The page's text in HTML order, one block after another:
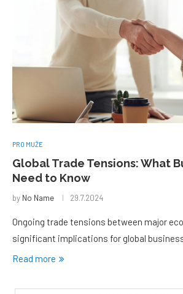
PRO MUŽE
Global Trade Tensions: What
Need to Know
by No Name 29.7.2024
Ongoing trade tensions between major
significant implications for global
Read more